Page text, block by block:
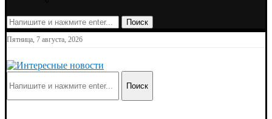
Поиск
Пятница, 7 августа, 2026
Поиск